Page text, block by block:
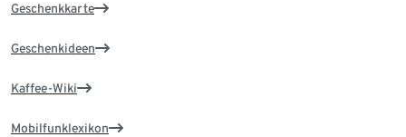
Geschenkkarte
Geschenkideen
Kaffee-Wiki
Mobilfunklexikon